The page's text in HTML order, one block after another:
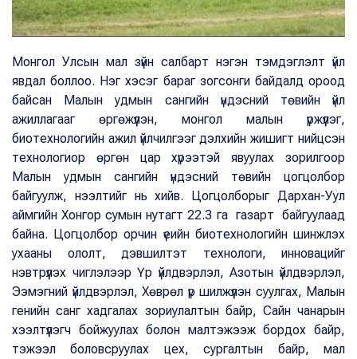
Монгол Улсын мал зүйн салбарт нэгэн тэмдэглэлт үйл
явдал боллоо. Нэг хэсэг бараг зогсонги байдалд ороод
байсан Малын удмын сангийн үндэсний төвийн үйл
ажиллагааг өргөжүүлэн, монгол малын үржүүлэг,
биотехнологийн ажил үйлчилгээг дэлхийн жишигт нийцсэн
технологиор өргөн цар хүрээтэй явуулах зорилгоор
Малын удмын сангийн үндэсний төвийн цогцолбор
байгуулж, нээлтийг нь хийв. Цогцолборыг Дархан-Уул
аймгийн Хонгор сумын нутагт 22.3 га газарт байгуулаад
байна. Цогцолбор орчин үеийн биотехнологийн шинжлэх
ухааны ололт, дэвшилтэт технологи, инновацийг
нэвтрүүлэх чиглэлээр Үр үйлдвэрлэл, Азотын үйлдвэрлэл,
Ээмэгний үйлдвэрлэл, Хөврөл үр шилжүүлэн суулгах, Малын
генийн санг хадгалах зориулалтын байр, Сайн чанарын
хээлтүүлэгч бойжуулах болон малтэжээж бордох байр,
тэжээл боловсруулах цех, сургалтын байр, мал